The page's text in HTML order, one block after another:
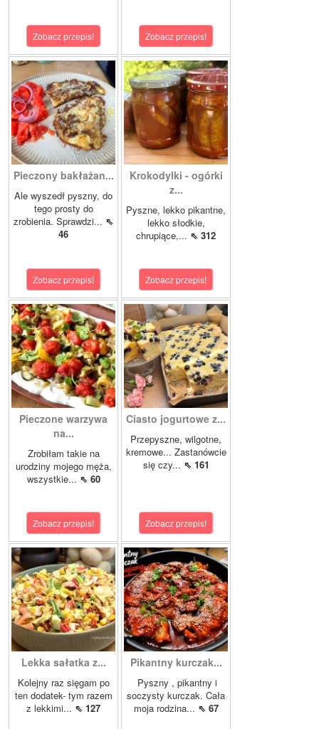
Zobacz przepis! Zobacz przepis!
Pieczony bakłażan...
Ale wyszedł pyszny, do
tego prosty do
zrobienia. Sprawdzi... ⇖
46
Zobacz przepis!
Krokodylki - ogórki
z...
Pyszne, lekko pikantne,
lekko słodkie,
chrupiące,... ⇖ 312
Zobacz przepis!
Pieczone warzywa
na...
Zrobiłam takie na
urodziny mojego męża,
wszystkie... ⇖ 60
Zobacz przepis!
Ciasto jogurtowe z...
Przepyszne, wilgotne,
kremowe... Zastanówcie
się czy... ⇖ 161
Zobacz przepis!
Lekka sałatka z...
Kolejny raz sięgam po
ten dodatek- tym razem
z lekkimi... ⇖ 127
Pikantny kurczak...
Pyszny , pikantny i
soczysty kurczak. Cała
moja rodzina... ⇖ 67